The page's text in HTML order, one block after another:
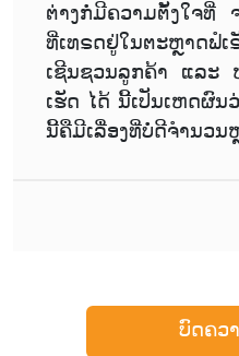
ຕ່າງກໍ່ມີຄວາມຕັ້ງໃຈທີ່
ທີ່ເທຣດຢູ່ໃນຕະຫຼາ
ເຊີນຊວນລູກຄ້າ ແລະ
ເຮັດ ໄດ້ ນີ້ເປັນເຫດຜົນ
ນີ້ຄືມີເລື່ອງທີ່ບໍ່ດີຈຳນວນ
ບົດຄວ